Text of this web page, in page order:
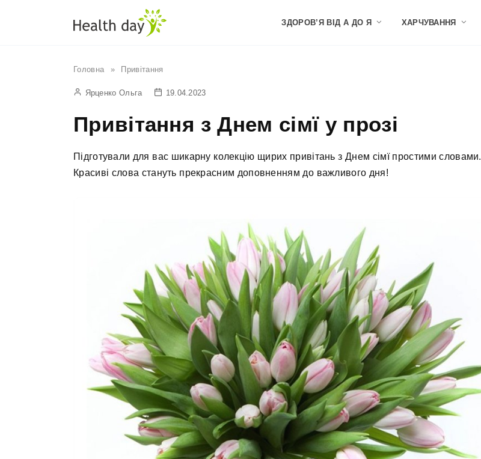
ЗДОРОВ’Я ВІД А ДО Я ХАРЧУВАННЯ
Головна » Привітання
Ярценко Ольга 19.04.2023
Привітання з Днем сімї у прозі
Підготували для вас шикарну колекцію щирих привітань з Днем сімї простими словами.
Красиві слова стануть прекрасним доповненням до важливого дня!